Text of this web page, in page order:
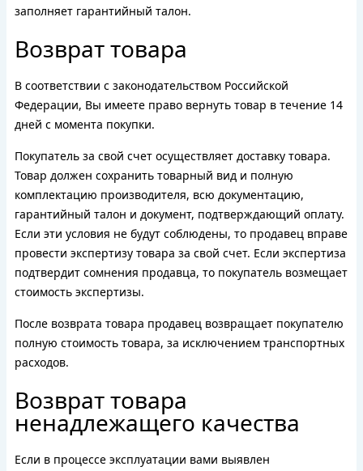
заполняет гарантийный талон.
Возврат товара
В соответствии с законодательством Российской
Федерации, Вы имеете право вернуть товар в течение 14
дней с момента покупки.
Покупатель за свой счет осуществляет доставку товара.
Товар должен сохранить товарный вид и полную
комплектацию производителя, всю документацию,
гарантийный талон и документ, подтверждающий оплату.
Если эти условия не будут соблюдены, то продавец вправе
провести экспертизу товара за свой счет. Если экспертиза
подтвердит сомнения продавца, то покупатель возмещает
стоимость экспертизы.
После возврата товара продавец возвращает покупателю
полную стоимость товара, за исключением транспортных
расходов.
Возврат товара
ненадлежащего качества
Если в процессе эксплуатации вами выявлен